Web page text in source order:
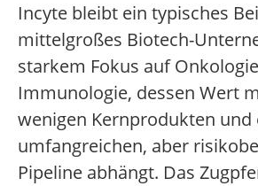
Incyte bleibt ein typisches
mittelgroßes Biotech-
starkem Fokus auf
Immunologie, dessen Wert
wenigen Kernprodukten und
umfangreichen, aber
Pipeline abhängt. Das